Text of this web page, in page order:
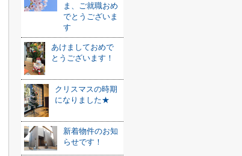
ま、ご就職おめ
でとうございま
す
あけましておめで
とうございます！
クリスマスの時期
になりました★
新着物件のお知
らせです！